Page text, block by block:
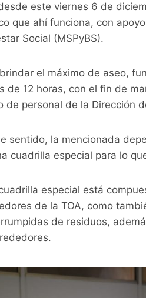
este viernes 6 de
que ahí funciona, con
Social (MSPyBS).
el máximo de aseo,
de 12 horas, con el fin de
de personal de la Dirección
sentido, la mencionada
cuadrilla especial para lo
especial está
de la TOA, como
de residuos,